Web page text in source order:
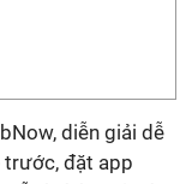
diễn giải dễ
trước, đặt app